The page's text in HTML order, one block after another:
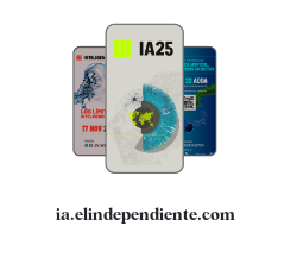
Quiénes somos
Especificaciones
ia.elindependiente.com